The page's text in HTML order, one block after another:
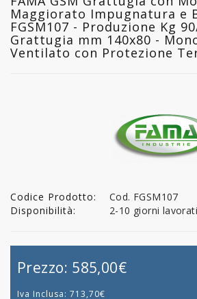
Maggiorato Impugnatura e
FGSM107 - Produzione Kg
Grattugia mm 140x80 -
Ventilato con Protezione
Codice Prodotto:
Cod. FGSM107
Disponibilità:
2-10 giorni
Prezzo: 585,00€
Iva Inclusa: 713,70€